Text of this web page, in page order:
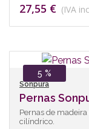
27,55 € (IVA
5 %
Sonpura
Pernas
Pernas de
cilíndrico.